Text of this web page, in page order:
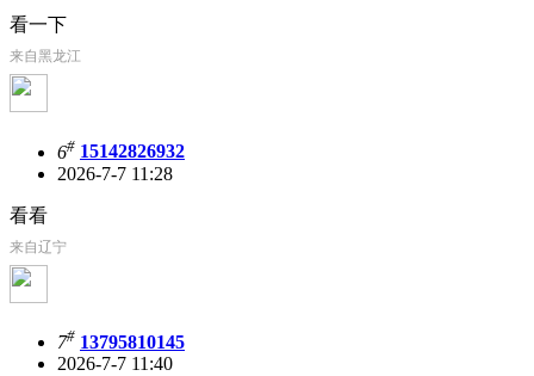
看一下
来自黑龙江
6# 15142826932
2026-7-7 11:28
看看
来自辽宁
7# 13795810145
2026-7-7 11:40